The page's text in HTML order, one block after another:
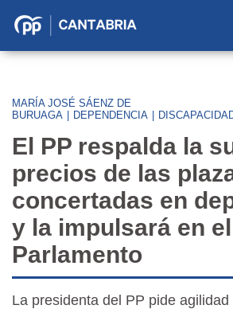
Partido
Cantabria
MARÍA JOSÉ SÁENZ DE
BURUAGA
DEPENDENCIA
El PP respalda la
precios de las
concertadas en
y la impulsará en el
Parlamento
La presidenta del PP pide